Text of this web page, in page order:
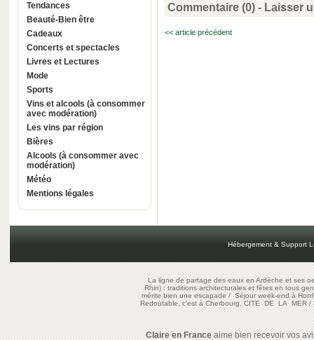
Tendances
Beauté-Bien être
Cadeaux
Concerts et spectacles
Livres et Lectures
Mode
Sports
Vins et alcools (à consommer
avec modération)
Les vins par région
Bières
Alcools (à consommer avec
modération)
Météo
Mentions légales
Commentaire (0) - Laisser
<< article précédent
Hébergement & Support
La ligne de partage des eaux en Ardèche et ses
Rhin) : traditions architecturales et fêtes en tous
mérite bien une escapade/Séjour week-end à
Redoutable, c'est à Cherbourg, CITE DE LA MER/
Claire en Franceaime bien recevoir vos